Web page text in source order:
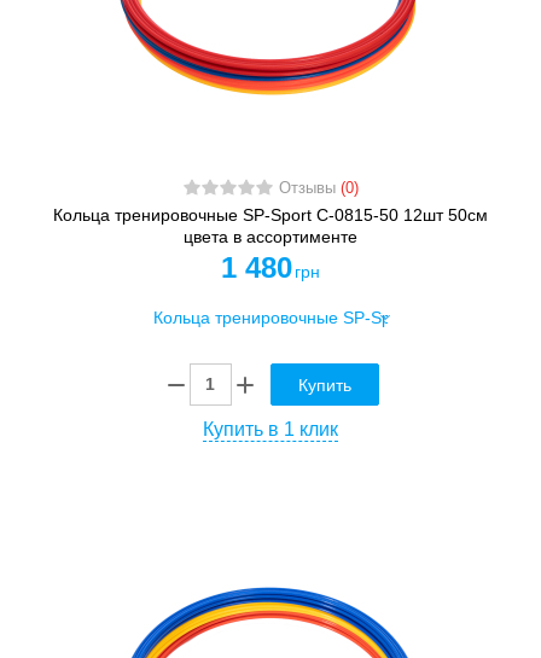
Отзывы (0)
Кольца тренировочные SP-Sport C-0815-50 12шт 50см
цвета в ассортименте
1 480 грн
Купить
Купить в 1 клик